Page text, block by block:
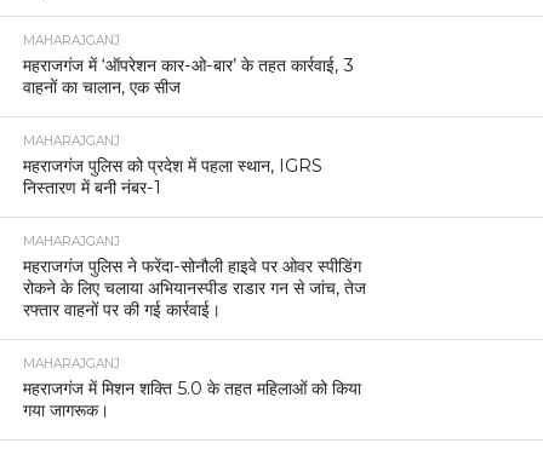
MAHARAJGANJ
महराजगंज में ‘ऑपरेशन कार-ओ-बार’ के तहत कार्रवाई, 3
वाहनों का चालान, एक सीज
MAHARAJGANJ
महराजगंज पुलिस को प्रदेश में पहला स्थान, IGRS
निस्तारण में बनी नंबर-1
MAHARAJGANJ
महराजगंज पुलिस ने फरेंदा-सोनौली हाइवे पर ओवर स्पीडिंग
रोकने के लिए चलाया अभियानस्पीड राडार गन से जांच, तेज
रफ्तार वाहनों पर की गई कार्रवाई।
MAHARAJGANJ
महराजगंज में मिशन शक्ति 5.0 के तहत महिलाओं को किया
गया जागरूक।